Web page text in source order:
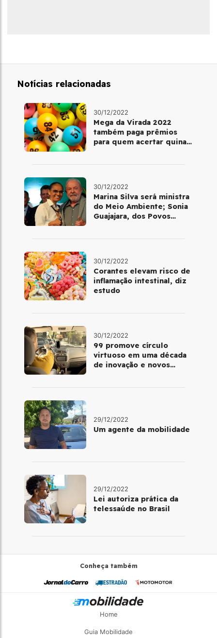
Notícias relacionadas
30/12/2022
Mega da Virada 2022
também paga prêmios
para quem acertar quina
30/12/2022
Marina Silva será ministra
do Meio Ambiente; Sonia
Guajajara, dos Povos
30/12/2022
Corantes elevam risco de
inflamação intestinal, diz
estudo
30/12/2022
99 promove círculo
virtuoso em uma década
de inovação e novos
29/12/2022
Um agente da mobilidade
29/12/2022
Lei autoriza prática da
telessaúde no Brasil
Conheça também
Home
Guia Mobilidade